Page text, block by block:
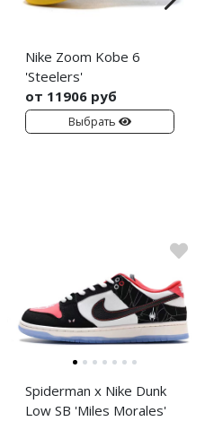
Nike Zoom Kobe 6
'Steelers'
от 11906 руб
Выбрать
Spiderman x Nike Dunk
Low SB 'Miles Morales'